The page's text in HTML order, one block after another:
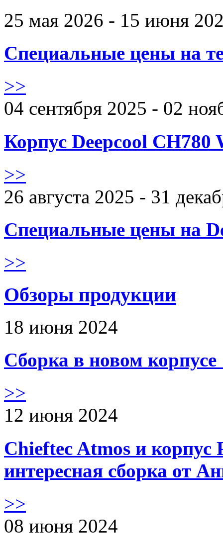
25 мая 2026 - 15 июня
Специальные цены на
>>
04 сентября 2025 - 02
Корпус Deepcool CH780
>>
26 августа 2025 - 31
Специальные цены на
>>
Обзоры продукции
18 июня 2024
Сборка в новом
>>
12 июня 2024
Chieftec Atmos и корпус
интересная сборка от
>>
08 июня 2024